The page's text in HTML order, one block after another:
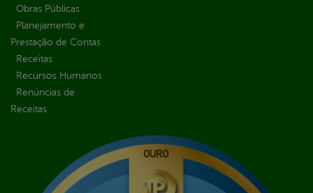
Obras Públicas
Planejamento e
Prestação de Contas
Receitas
Recursos Humanos
Renúncias de
Receitas